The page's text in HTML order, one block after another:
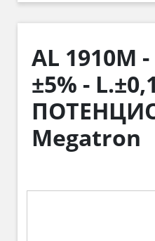
AL 1910M
±5% -
Megatron